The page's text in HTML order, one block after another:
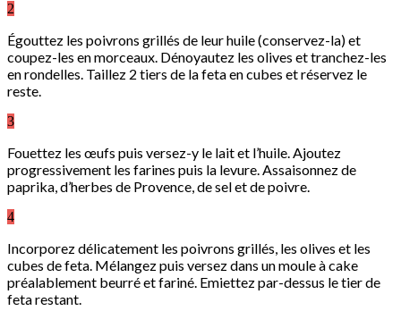
2
Égouttez les poivrons grillés de leur huile (conservez-la) et
coupez-les en morceaux. Dénoyautez les olives et tranchez-les
en rondelles. Taillez 2 tiers de la feta en cubes et réservez le
reste.
3
Fouettez les œufs puis versez-y le lait et l’huile. Ajoutez
progressivement les farines puis la levure. Assaisonnez de
paprika, d’herbes de Provence, de sel et de poivre.
4
Incorporez délicatement les poivrons grillés, les olives et les
cubes de feta. Mélangez puis versez dans un moule à cake
préalablement beurré et fariné. Emiettez par-dessus le tier de
feta restant.